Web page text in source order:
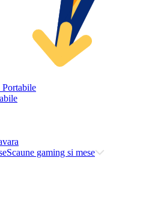
Portabile
Scaune gaming si mese